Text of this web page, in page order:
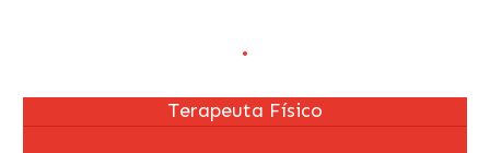
Terapeuta Físico